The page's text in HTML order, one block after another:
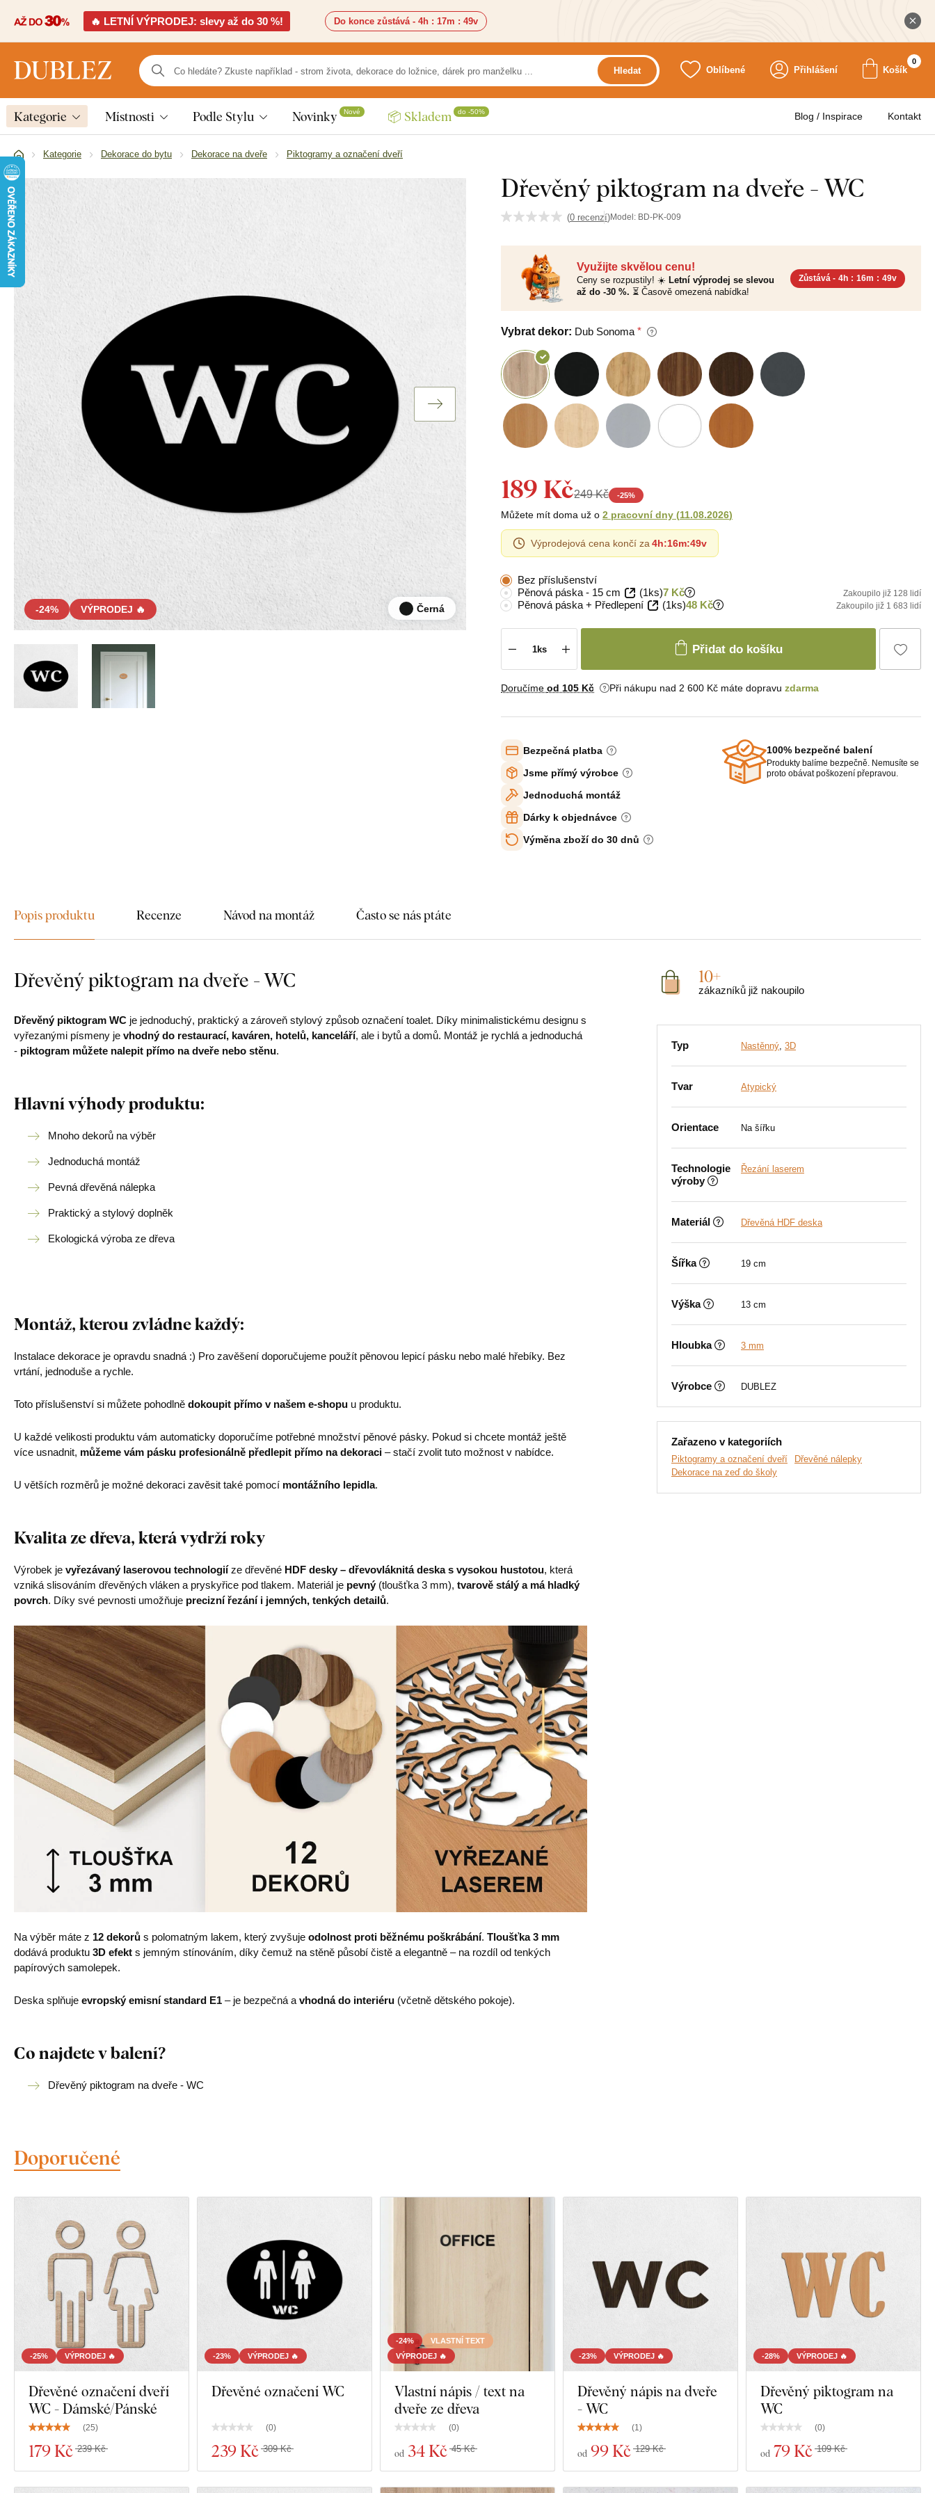
🔥 LETNÍ VÝPRODEJ: slevy až do 30 %! Do konce zůstává - 4h : 17m : 47v
Hledat Oblíbené Přihlášení Košík
0
Kategorie Místnosti Podle Stylu Novinky Nové 📦 Skladem do -50% Blog / Inspirace Kontakt
Kategorie Dekorace do bytu Dekorace na dveře Piktogramy a označení dveří
Dřevěný piktogram na dveře - WC
(0 recenzí)Model: BD-PK-009
-24% VÝPRODEJ 🔥 Černá
Využijte skvělou cenu!
Ceny se rozpustily! ☀️ Letní výprodej se slevou
až do -30 %. ⏳ Časově omezená nabídka!
Zůstává - 4h : 16m : 47v
Vybrat dekor: Dub Sonoma
189 Kč249 Kč -25%
Můžete mít doma už o 2 pracovní dny (11.08.2026)
Výprodejová cena končí za 4h:16m:47v
Bez příslušenství
Pěnová páska - 15 cm
(1ks)7 Kč Zakoupilo již 128 lidí
Pěnová páska + Předlepení (1ks)48 Kč Zakoupilo již 1 683 lidí
Přidat do košíku
Doručíme od 105 Kč Při nákupu nad 2 600 Kč máte dopravu zdarma
Bezpečná platba
Jsme přímý výrobce
Jednoduchá montáž
Dárky k objednávce
Výměna zboží do 30 dnů
100% bezpečné balení
Produkty balíme bezpečně. Nemusíte se
proto obávat poškození přepravou.
Popis produktu Recenze Návod na montáž Často se nás ptáte
Dřevěný piktogram na dveře - WC
Dřevěný piktogram WC je jednoduchý, praktický a zároveň stylový způsob označení toalet. Díky minimalistickému designu s
vyřezanými písmeny je vhodný do restaurací, kaváren, hotelů, kanceláří, ale i bytů a domů. Montáž je rychlá a jednoduchá
- piktogram můžete nalepit přímo na dveře nebo stěnu.
Hlavní výhody produktu:
Mnoho dekorů na výběr
Jednoduchá montáž
Pevná dřevěná nálepka
Praktický a stylový doplněk
Ekologická výroba ze dřeva
Montáž, kterou zvládne každý:
Instalace dekorace je opravdu snadná :) Pro zavěšení doporučujeme použít pěnovou lepicí pásku nebo malé hřebíky. Bez
vrtání, jednoduše a rychle.
Toto příslušenství si můžete pohodlně dokoupit přímo v našem e-shopu u produktu.
U každé velikosti produktu vám automaticky doporučíme potřebné množství pěnové pásky. Pokud si chcete montáž ještě
více usnadnit, můžeme vám pásku profesionálně předlepit přímo na dekoraci – stačí zvolit tuto možnost v nabídce.
U větších rozměrů je možné dekoraci zavěsit také pomocí montážního lepidla.
Kvalita ze dřeva, která vydrží roky
Výrobek je vyřezávaný laserovou technologiíze dřevěné HDF desky – dřevovláknitá deska s vysokou hustotou, která
vzniká slisováním dřevěných vláken a pryskyřice pod tlakem. Materiál je pevný (tloušťka 3 mm), tvarově stálý a má hladký
povrch. Díky své pevnosti umožňuje precizní řezání i jemných, tenkých detailů.
Na výběr máte z 12 dekorů s polomatným lakem, který zvyšuje odolnost proti běžnému poškrábání. Tloušťka 3 mm
dodává produktu 3D efekt s jemným stínováním, díky čemuž na stěně působí čistě a elegantně – na rozdíl od tenkých
papírových samolepek.
Deska splňuje evropský emisní standard E1 – je bezpečná a vhodná do interiéru (včetně dětského pokoje).
Co najdete v balení?
Dřevěný piktogram na dveře - WC
10+
zákazníků již nakoupilo
Typ Nastěnný, 3D
Tvar Atypický
Orientace Na šířku
Technologie
výroby
Řezání laserem
Materiál Dřevěná HDF deska
Šířka 19 cm
Výška 13 cm
Hloubka 3 mm
Výrobce DUBLEZ
Zařazeno v kategoriích
Piktogramy a označení dveří
Dřevěné nálepky
Dekorace na zeď do školy
Doporučené
-25% VÝPRODEJ 🔥
Dřevěné označení dveří
WC - Dámské/Pánské
(25)
179 Kč 239 Kč
-23% VÝPRODEJ 🔥
Dřevěné označení WC
(0)
239 Kč 309 Kč
-24%
VLASTNÍ TEXT
VÝPRODEJ 🔥
Vlastní nápis / text na
dveře ze dřeva
(0)
od 34 Kč 45 Kč
-23% VÝPRODEJ 🔥
Dřevěný nápis na dveře
- WC
(1)
od 99 Kč 129 Kč
-28% VÝPRODEJ 🔥
Dřevěný piktogram na
WC
(0)
od 79 Kč 109 Kč